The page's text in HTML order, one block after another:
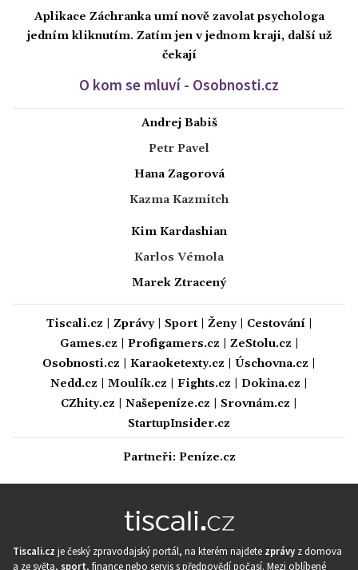
Aplikace Záchranka umí nově zavolat psychologa
jedním kliknutím. Zatím jen v jednom kraji, další už
čekají
O kom se mluví - Osobnosti.cz
Andrej Babiš
Petr Pavel
Hana Zagorová
Kazma Kazmitch
Kim Kardashian
Karlos Vémola
Marek Ztracený
Tiscali.cz Zprávy| Sport| Ženy| Cestování|
Games.cz
Profigamers.cz ZeStolu.cz
Osobnosti.cz
Karaoketexty.cz Úschovna.cz
Nedd.cz
Moulík.cz Fights.cz Dokina.cz
CZhity.cz
Našepeníze.cz Srovnám.cz
StartupInsider.cz
Partneři: Peníze.cz
Tiscali.cz je český zpravodajský portál, na kterém najdete zprávy z domova
a ze světa, sport, finance nebo servis s předpovědí počasí. Mezi oblíbené